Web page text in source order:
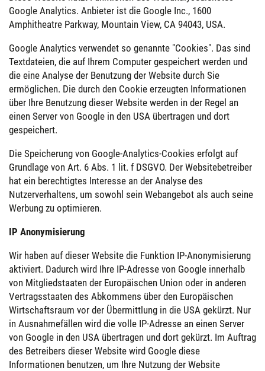
Google Analytics. Anbieter ist die Google Inc., 1600
Amphitheatre Parkway, Mountain View, CA 94043, USA.
Google Analytics verwendet so genannte "Cookies". Das sind
Textdateien, die auf Ihrem Computer gespeichert werden und
die eine Analyse der Benutzung der Website durch Sie
ermöglichen. Die durch den Cookie erzeugten Informationen
über Ihre Benutzung dieser Website werden in der Regel an
einen Server von Google in den USA übertragen und dort
gespeichert.
Die Speicherung von Google-Analytics-Cookies erfolgt auf
Grundlage von Art. 6 Abs. 1 lit. f DSGVO. Der Websitebetreiber
hat ein berechtigtes Interesse an der Analyse des
Nutzerverhaltens, um sowohl sein Webangebot als auch seine
Werbung zu optimieren.
IP Anonymisierung
Wir haben auf dieser Website die Funktion IP-Anonymisierung
aktiviert. Dadurch wird Ihre IP-Adresse von Google innerhalb
von Mitgliedstaaten der Europäischen Union oder in anderen
Vertragsstaaten des Abkommens über den Europäischen
Wirtschaftsraum vor der Übermittlung in die USA gekürzt. Nur
in Ausnahmefällen wird die volle IP-Adresse an einen Server
von Google in den USA übertragen und dort gekürzt. Im Auftrag
des Betreibers dieser Website wird Google diese
Informationen benutzen, um Ihre Nutzung der Website